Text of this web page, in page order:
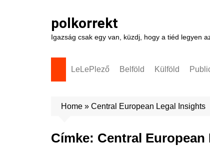
polkorrekt
Igazság csak egy van, küzdj, hogy a tiéd legyen
LeLePlező Belföld Külföld
Home » Central European Legal Insights
Címke: Central